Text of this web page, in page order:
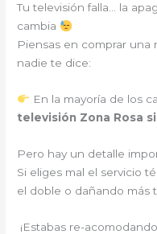
Tu televisión falla… la
cambia
Piensas en comprar una
nadie te dice:
En la mayoría de los
televisión Zona Rosa
Pero hay un detalle
Si eliges mal el servicio
el doble o dañando más
¡Estabas re-